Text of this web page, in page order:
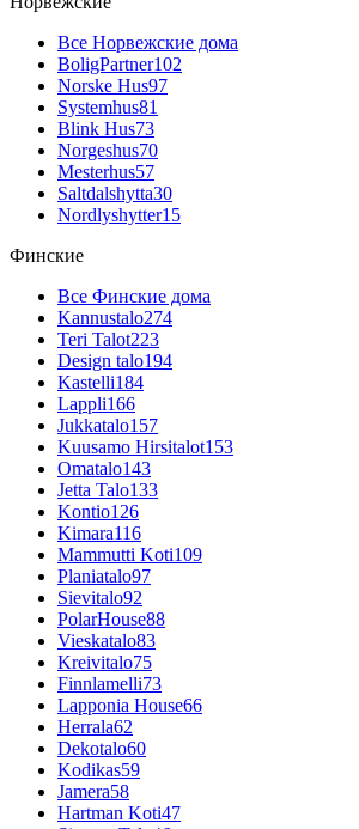
Все Норвежские дома
BoligPartner102
Norske Hus97
Systemhus81
Blink Hus73
Norgeshus70
Mesterhus57
Saltdalshytta30
Nordlyshytter15
Финские
Все Финские дома
Kannustalo274
Teri Talot223
Design talo194
Kastelli184
Lappli166
Jukkatalo157
Kuusamo Hirsitalot153
Omatalo143
Jetta Talo133
Kontio126
Kimara116
Mammutti Koti109
Planiatalo97
Sievitalo92
PolarHouse88
Vieskatalo83
Kreivitalo75
Finnlamelli73
Lapponia House66
Herrala62
Dekotalo60
Kodikas59
Jamera58
Hartman Koti47